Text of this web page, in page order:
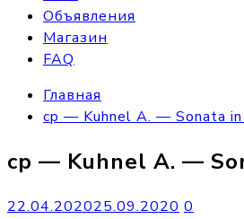
Объявления
Магазин
FAQ
Главная
cp — Kuhnel A. — Sonata
cp — Kuhnel A. —
22.04.202025.09.2020 0